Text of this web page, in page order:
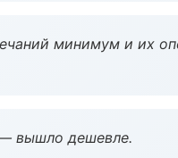
минимум и их
вышло дешевле.